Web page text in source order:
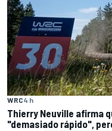
WRC4 h
Thierry Neuville afirma
"demasiado rápido",